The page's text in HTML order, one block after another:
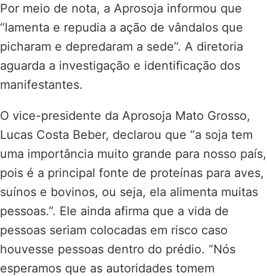
Por meio de nota, a Aprosoja informou que
“lamenta e repudia a ação de vândalos que
picharam e depredaram a sede”. A diretoria
aguarda a investigação e identificação dos
manifestantes.
O vice-presidente da Aprosoja Mato Grosso,
Lucas Costa Beber, declarou que “a soja tem
uma importância muito grande para nosso país,
pois é a principal fonte de proteínas para aves,
suínos e bovinos, ou seja, ela alimenta muitas
pessoas.”. Ele ainda afirma que a vida de
pessoas seriam colocadas em risco caso
houvesse pessoas dentro do prédio. “Nós
esperamos que as autoridades tomem